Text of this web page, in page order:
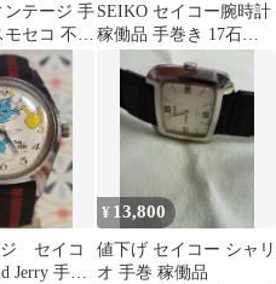
ンテージ 手
セコ 不動
SEIKO セイコー腕時計
稼働品 手巻き 17石
0823331 Laurel
ジ セイコ
Jerry 手巻
¥ 13,800
値下げ セイコー シャリ
オ 手巻 稼働品